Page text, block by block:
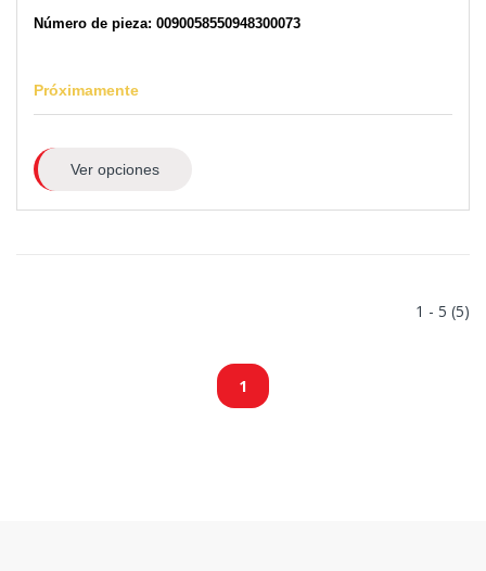
Número de pieza: 0090058550948300073
Próximamente
Ver opciones
1 - 5 (5)
1